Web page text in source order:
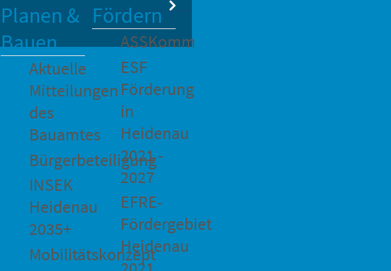
Planen &
Bauen
Aktuelle
Mitteilungen
des
Bauamtes
Bürgerbeteiligung
INSEK
Heidenau
2035+
Mobilitätskonzept
Fördern
ASSKomm
ESF
Förderung
in
Heidenau
2021 -
2027
EFRE-
Fördergebiet
Heidenau